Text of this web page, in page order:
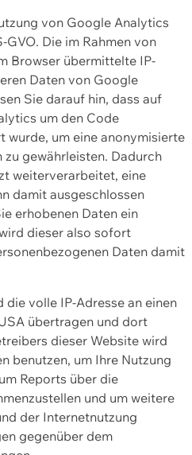
von Google Analytics
GVO. Die im Rahmen von
Browser übermittelte IP-
Daten von Google
Sie darauf hin, dass auf
um den Code
wurde, um eine anonymisierte
zu gewährleisten. Dadurch
weiterverarbeitet, eine
damit ausgeschlossen
erhobenen Daten ein
dieser also sofort
Daten damit
die volle IP-Adresse an einen
übertragen und dort
dieser Website wird
benutzen, um Ihre Nutzung
Reports über die
und um weitere
der Internetnutzung
gegenüber dem